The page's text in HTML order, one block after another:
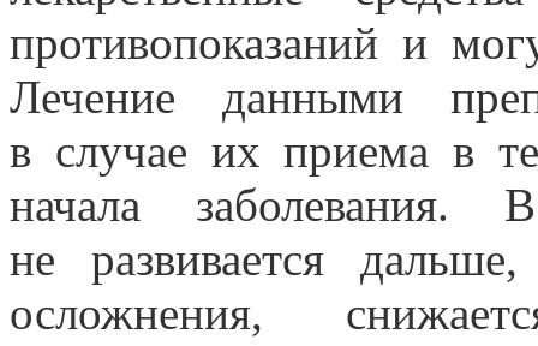
противопоказаний и
Лечение данными
в случае их приема в
начала заболевания.
не развивается
осложнения,